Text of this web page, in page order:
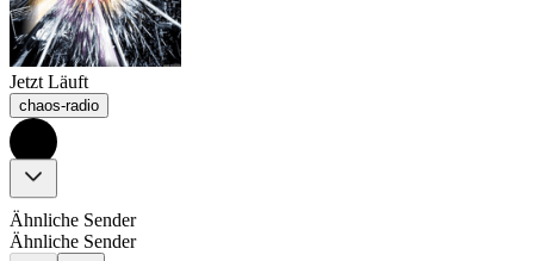
Jetzt Läuft
chaos-radio
Ähnliche Sender
Ähnliche Sender